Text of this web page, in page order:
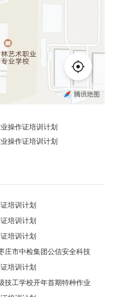
操作证培训计划
操作证培训计划
培训计划
培训计划
培训计划
市中检集团公信安全科技
培训计划
工学校开年首期特种作业